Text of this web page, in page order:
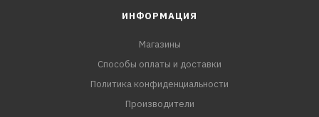
ИНФОРМАЦИЯ
Магазины
Способы оплаты и доставки
Политика конфиденциальности
Производители